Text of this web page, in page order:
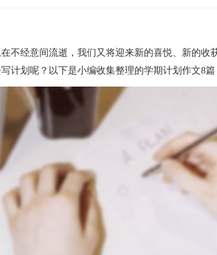
经意间流逝，我们又将迎来新的喜悦、新的收
计划呢？以下是小编收集整理的学期计划作文8篇